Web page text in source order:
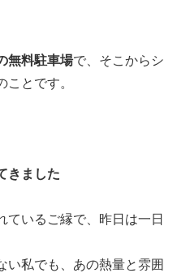
無料駐車場で、そこからシ
とです。
きました
ているご縁で、昨日は一日
い私でも、あの熱量と雰囲